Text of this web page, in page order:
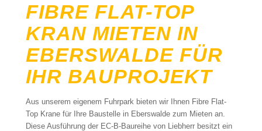
FIBRE FLAT-TOP
KRAN MIETEN IN
EBERSWALDE FÜR
IHR BAUPROJEKT
Aus unserem eigenem Fuhrpark bieten wir Ihnen Fibre Flat-
Top Krane für Ihre Baustelle in Eberswalde zum Mieten an.
Diese Ausführung der EC-B-Baureihe von Liebherr besitzt ein